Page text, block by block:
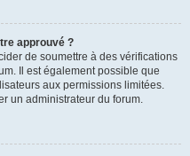
approuvé ?
de soumettre à des vérifications
Il est également possible que
aux permissions limitées.
un administrateur du forum.